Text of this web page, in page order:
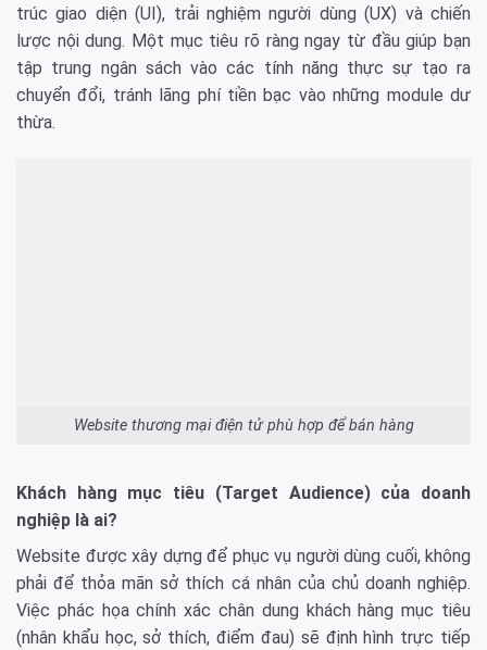
trúc giao diện (UI), trải nghiệm người dùng (UX) và chiến
lược nội dung. Một mục tiêu rõ ràng ngay từ đầu giúp bạn
tập trung ngân sách vào các tính năng thực sự tạo ra
chuyển đổi, tránh lãng phí tiền bạc vào những module dư
thừa.
Website thương mại điện tử phù hợp để bán hàng
Khách hàng mục tiêu (Target Audience) của doanh
nghiệp là ai?
Website được xây dựng để phục vụ người dùng cuối, không
phải để thỏa mãn sở thích cá nhân của chủ doanh nghiệp.
Việc phác họa chính xác chân dung khách hàng mục tiêu
(nhân khẩu học, sở thích, điểm đau) sẽ định hình trực tiếp